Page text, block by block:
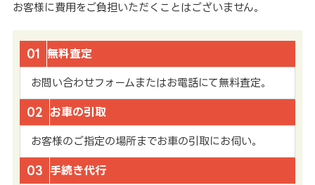
お客様に費用をご負担いただくことはございません。
01 無料査定
お問い合わせフォームまたはお電話にて無料査定。
02 お車の引取
お客様のご指定の場所までお車の引取にお伺い。
03 手続き代行